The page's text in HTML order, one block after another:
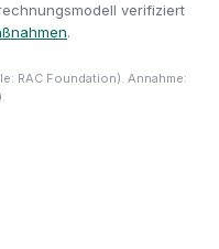
verifiziert
.
RAC Foundation). Annahme: